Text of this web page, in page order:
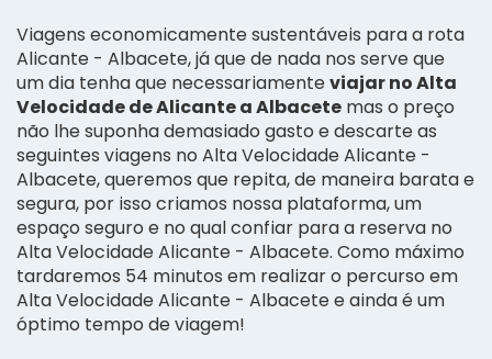
Viagens economicamente sustentáveis para a rota
Alicante - Albacete, já que de nada nos serve que
um dia tenha que necessariamenteviajar no Alta
Velocidade de Alicante a Albacete mas o preço
não lhe suponha demasiado gasto e descarte as
seguintes viagens no Alta Velocidade Alicante -
Albacete, queremos que repita, de maneira barata e
segura, por isso criamos nossa plataforma, um
espaço seguro e no qual confiar para a reserva no
Alta Velocidade Alicante - Albacete. Como máximo
tardaremos 54 minutos em realizar o percurso em
Alta Velocidade Alicante - Albacete e ainda é um
óptimo tempo de viagem!